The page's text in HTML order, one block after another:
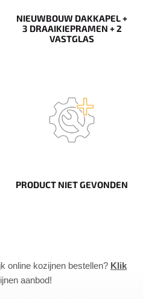
NIEUWBOUW DAKKAPEL +
3 DRAAIKIEPRAMEN + 2
VASTGLAS
PRODUCT NIET GEVONDEN
online kozijnen bestellen? Klik
aanbod!